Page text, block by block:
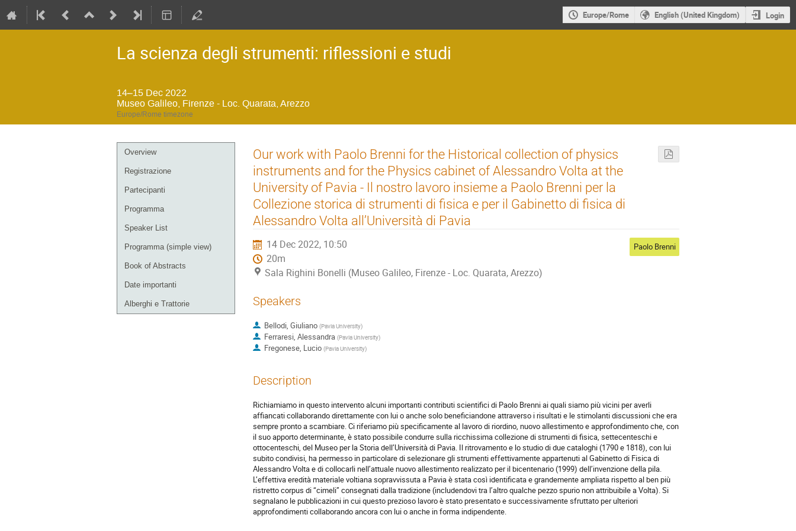
Europe/Rome English (United Kingdom) Login
La scienza degli strumenti: riflessioni e studi
14–15 Dec 2022
Museo Galileo, Firenze - Loc. Quarata, Arezzo
Europe/Rome timezone
Event
menu
Overview
Registrazione
Partecipanti
Programma
Speaker List
Programma (simple view)
Book of Abstracts
Date importanti
Alberghi e Trattorie
Our work with Paolo Brenni for the Historical collection of physics
instruments and for the Physics cabinet of Alessandro Volta at the
University of Pavia - Il nostro lavoro insieme a Paolo Brenni per la
Collezione storica di strumenti di fisica e per il Gabinetto di fisica di
Alessandro Volta all’Università di Pavia
14 Dec 2022, 10:50
20m
Sala Righini Bonelli (Museo Galileo, Firenze - Loc. Quarata, Arezzo)
Paolo Brenni
Speakers
Bellodi, Giuliano (Pavia University)
Ferraresi, Alessandra (Pavia University)
Fregonese, Lucio (Pavia University)
Description
Richiamiamo in questo intervento alcuni importanti contributi scientifici di Paolo Brenni ai quali siamo più vicini per averli
affiancati collaborando direttamente con lui o anche solo beneficiandone attraverso i risultati e le stimolanti discussioni che era
sempre pronto a scambiare. Ci riferiamo più specificamente al lavoro di riordino, nuovo allestimento e approfondimento che, con
il suo apporto determinante, è stato possibile condurre sulla ricchissima collezione di strumenti di fisica, settecenteschi e
ottocenteschi, del Museo per la Storia dell’Università di Pavia. Il ritrovamento e lo studio di due cataloghi (1790 e 1818), con lui
subito condivisi, ha permesso in particolare di selezionare gli strumenti effettivamente appartenuti al Gabinetto di Fisica di
Alessandro Volta e di collocarli nell’attuale nuovo allestimento realizzato per il bicentenario (1999) dell’invenzione della pila.
L’effettiva eredità materiale voltiana sopravvissuta a Pavia è stata così identificata e grandemente ampliata rispetto al ben più
ristretto corpus di “cimeli” consegnati dalla tradizione (includendovi tra l’altro qualche pezzo spurio non attribuibile a Volta). Si
segnalano le pubblicazioni in cui questo prezioso lavoro è stato presentato e successivamente sfruttato per ulteriori
approfondimenti collaborando ancora con lui o anche in forma indipendente.